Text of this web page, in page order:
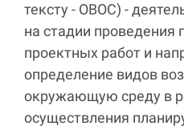
тексту - ОВОС) -
на стадии проведения
проектных работ и
определение видов
окружающую среду в
осуществления